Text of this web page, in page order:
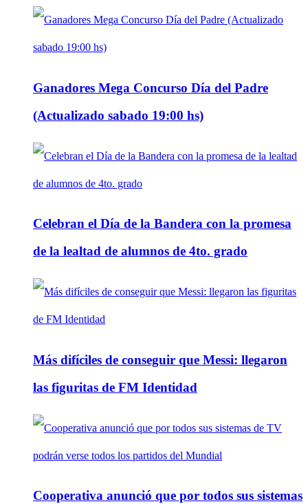
Ganadores Mega Concurso Día del Padre
(Actualizado sabado 19:00 hs)
Celebran el Día de la Bandera con la promesa
de la lealtad de alumnos de 4to. grado
Más difíciles de conseguir que Messi: llegaron
las figuritas de FM Identidad
Cooperativa anunció que por todos sus sistemas